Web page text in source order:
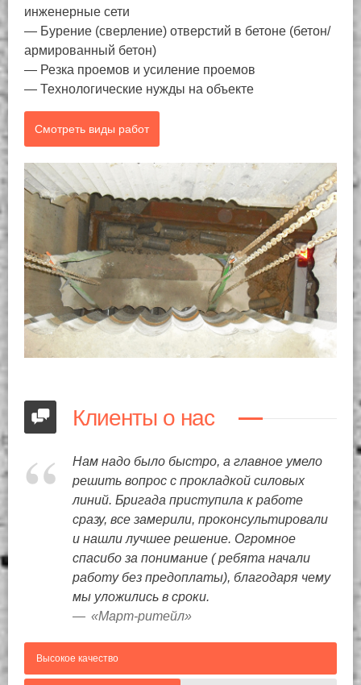
инженерные сети
— Бурение (сверление) отверстий в бетоне (бетон/
армированный бетон)
— Резка проемов и усиление проемов
— Технологические нужды на объекте
Смотреть виды работ
Клиенты о нас
Нам надо было быстро, а главное умело
решить вопрос с прокладкой силовых
линий. Бригада приступила к работе
сразу, все замерили, проконсультировали
и нашли лучшее решение. Огромное
спасибо за понимание ( ребята начали
работу без предоплаты), благодаря чему
мы уложились в сроки.
«Март-ритейл»
Высокое качество